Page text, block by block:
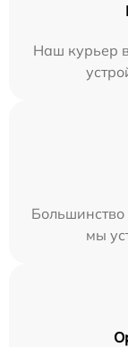
Наш курьер
мы